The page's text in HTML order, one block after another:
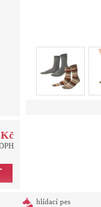
hlídací pes